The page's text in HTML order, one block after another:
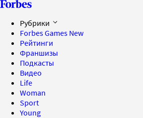
Рубрики
Forbes Games New
Рейтинги
Франшизы
Подкасты
Видео
Life
Woman
Sport
Young